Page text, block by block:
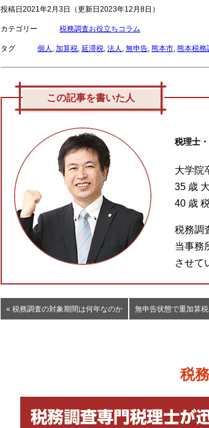
投稿日2021年2月3日 （更新日2023年12月8日）
カテゴリー 税務調査お役立ちコラム
タグ 個人 , 加算税, 延滞税, 法人 , 無申告, 熊本市, 熊本税務
この記事を書いた人
税理士
大学院
35 歳
40 歳
税務調
当事務
させて
« 税務調査の対象期間は何年なのか 無申告状態で重加算
税